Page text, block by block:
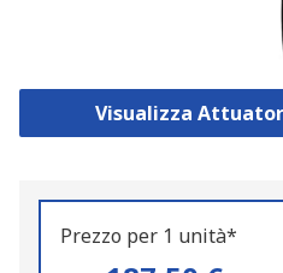
Visualizza
Prezzo per 1 unità*